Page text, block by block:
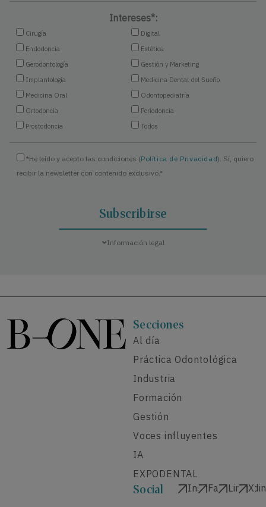
Intereses*:
Cirugía
Digital
Endodoncia
Estética
Gerodontología
Gestión y Marketing
Implantología
Medicina Dental del Sueño
Medicina Oral
Odontopediatría
Ortodoncia
Periodoncia
Prostodoncia
Todos
*He leído y acepto las condiciones (Política de Privacidad). Sí, quiero
recibir la newsletter con contenido exclusivo.*
Información legal
Secciones
Al día
Práctica Odontológica
Industria
Formación
Gestión
Voces influyentes
IA
EXPODENTAL
Social Instagram
Facebook
X